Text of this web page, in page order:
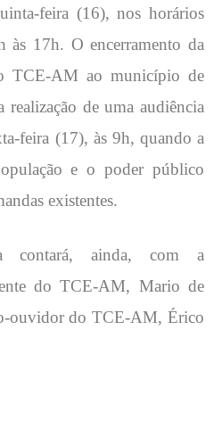
feira (16), nos horários
17h. O encerramento da
TCE-AM ao município de
de uma audiência
feira (17), às 9h, quando a
e o poder público
existentes.
contará, ainda, com a
do TCE-AM, Mario de
ouvidor do TCE-AM, Érico